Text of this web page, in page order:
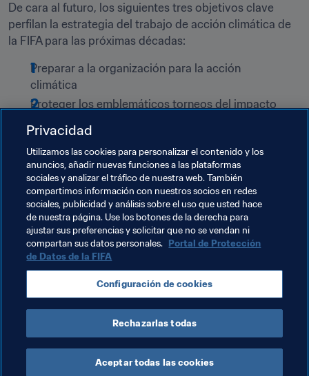
De cara al futuro, los siguientes tres objetivos clave
perfilan la estrategia del trabajo de acción climática de
la FIFA para las próximas décadas:
Preparar a la organización para la acción
climática
Proteger los emblemáticos torneos del impacto
cambio climático
Temas relacionados
Sustentabilidad Presidente de la FIFA
Organización Organización
Privacidad
Utilizamos las cookies para personalizar el contenido y los
anuncios, añadir nuevas funciones a las plataformas
sociales y analizar el tráfico de nuestra web. También
compartimos información con nuestros socios en redes
sociales, publicidad y análisis sobre el uso que usted hace
de nuestra página. Use los botones de la derecha para
ajustar sus preferencias y solicitar que no se vendan ni
compartan sus datos personales. Portal de Protección
de Datos de la FIFA
Configuración de cookies
Rechazarlas todas
Aceptar todas las cookies